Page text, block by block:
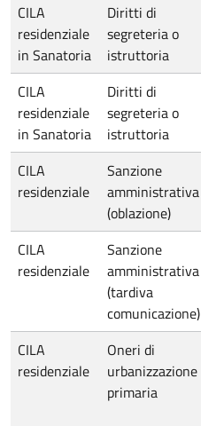
CILA
residenziale
in Sanatoria
Diritti di
segreteria o
istruttoria
CILA
residenziale
in Sanatoria
Diritti di
segreteria o
istruttoria
CILA
residenziale
Sanzione
amministrativa
(oblazione)
CILA
residenziale
Sanzione
amministrativa
(tardiva
comunicazione)
CILA
residenziale
Oneri di
urbanizzazione
primaria